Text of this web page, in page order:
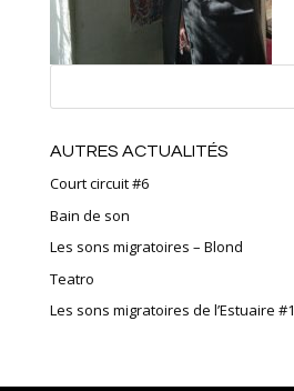
AUTRES ACTUALITÉS
Court circuit #6
Bain de son
Les sons migratoires – Blond
Teatro
Les sons migratoires de l’Estuaire #1